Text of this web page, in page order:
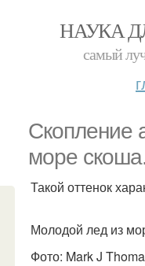
НАУКА
самый
Скопление
море
Такой оттенок
Молодой лед из
Фото: Mark J